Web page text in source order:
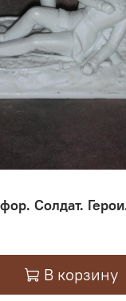
Солдат.
В корзину